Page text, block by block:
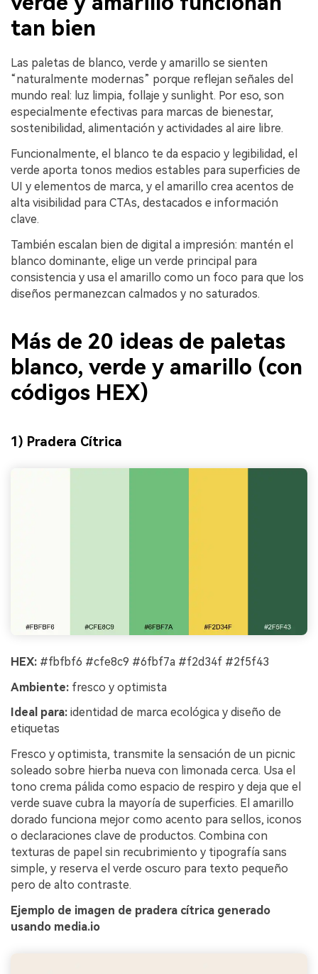
tan bien
Las paletas de blanco, verde y amarillo se sienten
“naturalmente modernas” porque reflejan señales del
mundo real: luz limpia, follaje y sunlight. Por eso, son
especialmente efectivas para marcas de bienestar,
sostenibilidad, alimentación y actividades al aire libre.
Funcionalmente, el blanco te da espacio y legibilidad, el
verde aporta tonos medios estables para superficies de
UI y elementos de marca, y el amarillo crea acentos de
alta visibilidad para CTAs, destacados e información
clave.
También escalan bien de digital a impresión: mantén el
blanco dominante, elige un verde principal para
consistencia y usa el amarillo como un foco para que los
diseños permanezcan calmados y no saturados.
Más de 20 ideas de paletas
blanco, verde y amarillo (con
códigos HEX)
1) Pradera Cítrica
HEX: #fbfbf6 #cfe8c9 #6fbf7a #f2d34f #2f5f43
Ambiente: fresco y optimista
Ideal para: identidad de marca ecológica y diseño de
etiquetas
Fresco y optimista, transmite la sensación de un picnic
soleado sobre hierba nueva con limonada cerca. Usa el
tono crema pálida como espacio de respiro y deja que el
verde suave cubra la mayoría de superficies. El amarillo
dorado funciona mejor como acento para sellos, iconos
o declaraciones clave de productos. Combina con
texturas de papel sin recubrimiento y tipografía sans
simple, y reserva el verde oscuro para texto pequeño
pero de alto contraste.
Ejemplo de imagen de pradera cítrica generado
usando media.io